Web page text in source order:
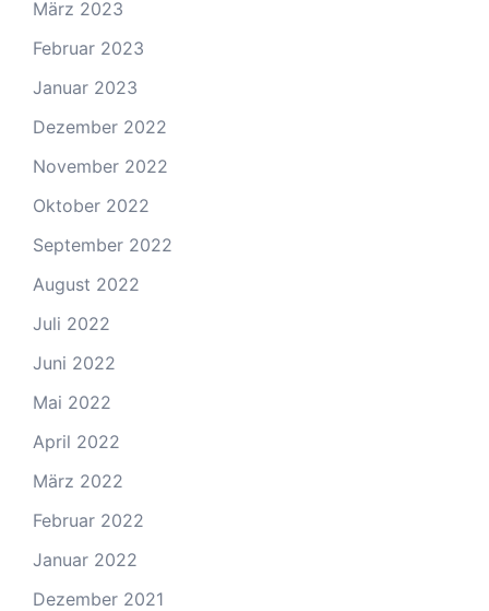
März 2023
Februar 2023
Januar 2023
Dezember 2022
November 2022
Oktober 2022
September 2022
August 2022
Juli 2022
Juni 2022
Mai 2022
April 2022
März 2022
Februar 2022
Januar 2022
Dezember 2021